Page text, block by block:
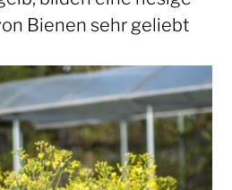
Bienen sehr geliebt